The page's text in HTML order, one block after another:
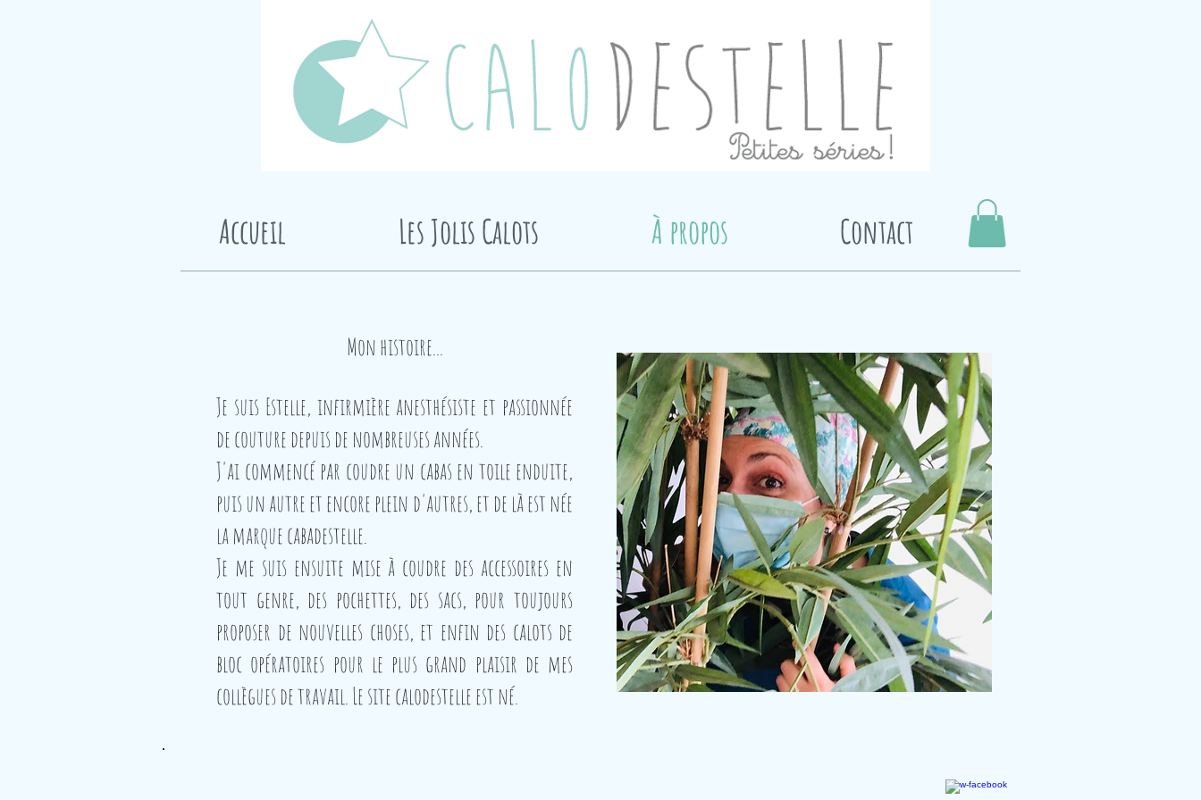
Accueil Les Jolis Calots À propos Contact
Mon histoire...
Je suis Estelle, infirmière anesthésiste et passionnée
de couture depuis de nombreuses années.
J'ai commencé par coudre un cabas en toile enduite,
puis un autre et encore plein d'autres, et de là est née
la marque cabadestelle.
Je me suis ensuite mise à coudre des accessoires en
tout genre, des pochettes, des sacs, pour toujours
proposer de nouvelles choses, et enfin des calots de
bloc opératoires pour le plus grand plaisir de mes
collègues de travail. Le site calodestelle est né.